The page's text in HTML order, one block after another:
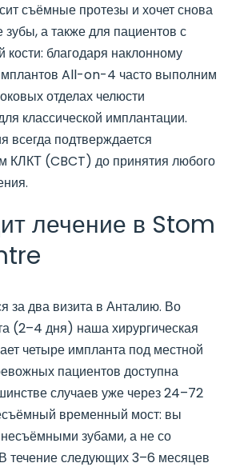
съёмные протезы и хочет снова
а также для пациентов с
благодаря наклонному
All-on-4 часто выполним
отделах челюсти
классической имплантации.
всегда подтверждается
КЛКТ (CBCT) до принятия любого
лечение в Stom
за два визита в Анталию. Во
(2–4 дня) наша хирургическая
четыре импланта под местной
пациентов доступна
случаев уже через 24–72
временный мост: вы
несъёмными зубами, а не со
течение следующих 3–6 месяцев